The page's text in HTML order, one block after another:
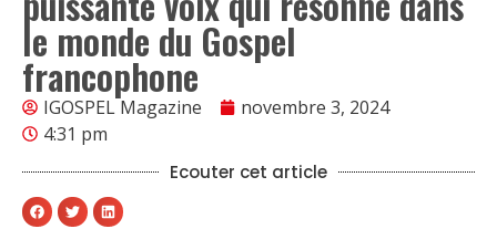
le monde du Gospel
francophone
IGOSPEL Magazine
novembre 3, 2024
4:31 pm
Ecouter cet article